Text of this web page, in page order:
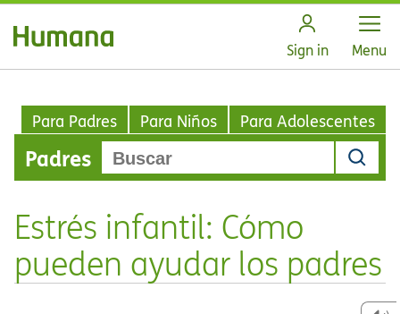
Sign in Open
Menu
Para Padres Para Niños Para Adolescentes
Padres
Estrés infantil: Cómo
pueden ayudar los padres